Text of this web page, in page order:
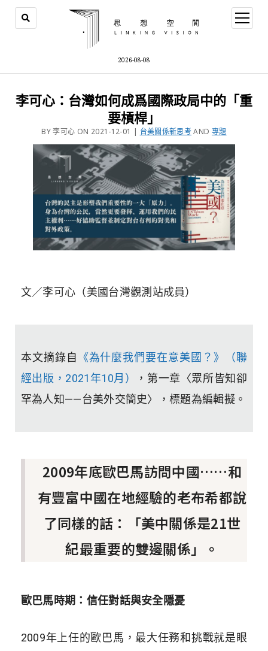
2026-08-08
李可心：台灣如何成爲國際政局中的「重
要槓桿」
BY 李可心 ON 2021-12-01 | 台美關係新思考AND 專題
文／李可心（美國台灣觀測站成員）
本文摘錄自 《為什麼我們要在意美國？》（聯
經出版，2021年10月）
，第一章〈眾所皆知卻
罕為人知——台美外交簡史〉，標題為編輯擬。
2009年底歐巴馬訪問中國……和
有豐富中國在地經驗的老布希都說
了同樣的話：「美中關係是21世
紀最重要的雙邊關係」。
歐巴馬時期：信任對話與安全隱憂
2009年上任的歐巴馬，最大任務和挑戰就是眼